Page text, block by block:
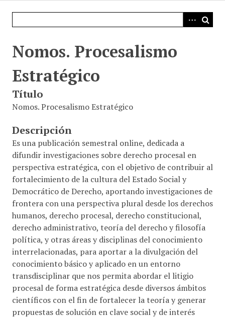
Nomos. Procesalismo
Estratégico
Título
Nomos. Procesalismo Estratégico
Descripción
Es una publicación semestral online, dedicada a
difundir investigaciones sobre derecho procesal en
perspectiva estratégica, con el objetivo de contribuir al
fortalecimiento de la cultura del Estado Social y
Democrático de Derecho, aportando investigaciones de
frontera con una perspectiva plural desde los derechos
humanos, derecho procesal, derecho constitucional,
derecho administrativo, teoría del derecho y filosofía
política, y otras áreas y disciplinas del conocimiento
interrelacionadas, para aportar a la divulgación del
conocimiento básico y aplicado en un entorno
transdisciplinar que nos permita abordar el litigio
procesal de forma estratégica desde diversos ámbitos
científicos con el fin de fortalecer la teoría y generar
propuestas de solución en clave social y de interés